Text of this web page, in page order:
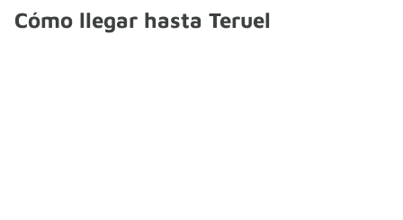
Cómo llegar hasta Teruel